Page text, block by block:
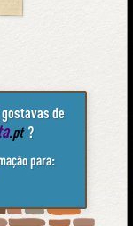
de
.pt ?
para: